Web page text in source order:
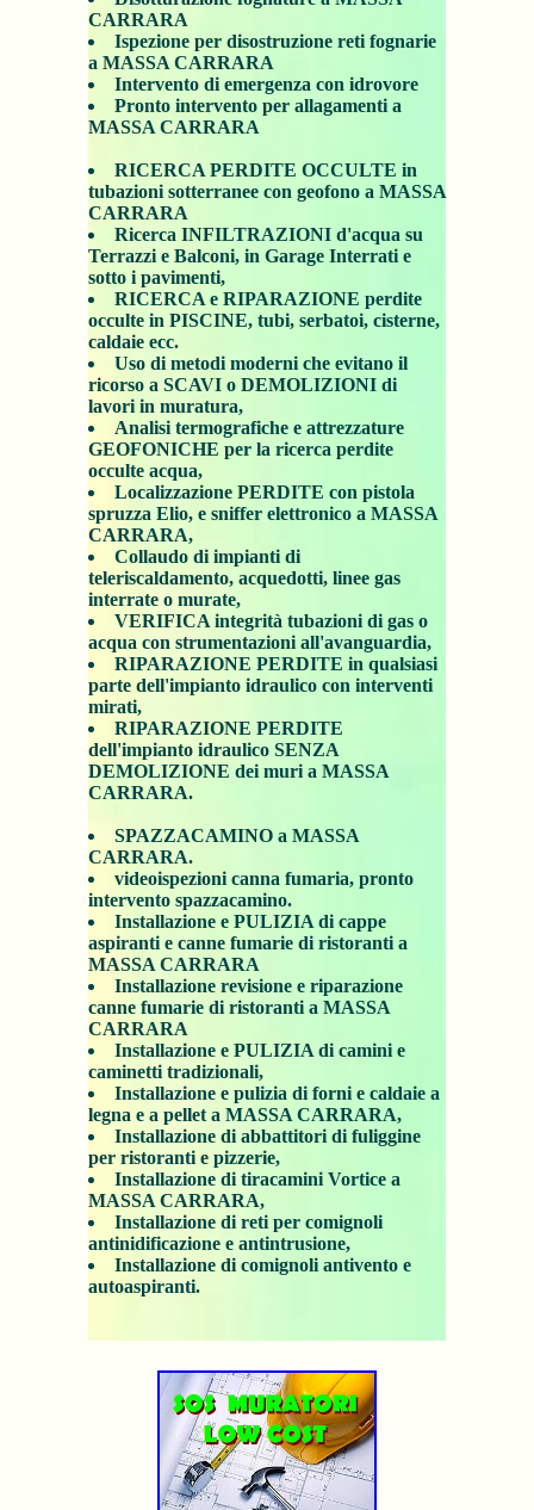
CARRARA
Ispezione per disostruzione reti fognarie
a MASSA CARRARA
Intervento di emergenza con idrovore
Pronto intervento per allagamenti a
MASSA CARRARA
RICERCA PERDITE OCCULTE in
tubazioni sotterranee con geofono a MASSA
CARRARA
Ricerca INFILTRAZIONI d'acqua su
Terrazzi e Balconi, in Garage Interrati e
sotto i pavimenti,
RICERCA e RIPARAZIONE perdite
occulte in PISCINE, tubi, serbatoi, cisterne,
caldaie ecc.
Uso di metodi moderni che evitano il
ricorso a SCAVI o DEMOLIZIONI di
lavori in muratura,
Analisi termografiche e attrezzature
GEOFONICHE per la ricerca perdite
occulte acqua,
Localizzazione PERDITE con pistola
spruzza Elio, e sniffer elettronico a MASSA
CARRARA,
Collaudo di impianti di
teleriscaldamento, acquedotti, linee gas
interrate o murate,
VERIFICA integrità tubazioni di gas o
acqua con strumentazioni all'avanguardia,
RIPARAZIONE PERDITE in qualsiasi
parte dell'impianto idraulico con interventi
mirati,
RIPARAZIONE PERDITE
dell'impianto idraulico SENZA
DEMOLIZIONE dei muri a MASSA
CARRARA.
SPAZZACAMINO a MASSA
CARRARA.
videoispezioni canna fumaria, pronto
intervento spazzacamino.
Installazione e PULIZIA di cappe
aspiranti e canne fumarie di ristoranti a
MASSA CARRARA
Installazione revisione e riparazione
canne fumarie di ristoranti a MASSA
CARRARA
Installazione e PULIZIA di camini e
caminetti tradizionali,
Installazione e pulizia di forni e caldaie a
legna e a pellet a MASSA CARRARA,
Installazione di abbattitori di fuliggine
per ristoranti e pizzerie,
Installazione di tiracamini Vortice a
MASSA CARRARA,
Installazione di reti per comignoli
antinidificazione e antintrusione,
Installazione di comignoli antivento e
autoaspiranti.